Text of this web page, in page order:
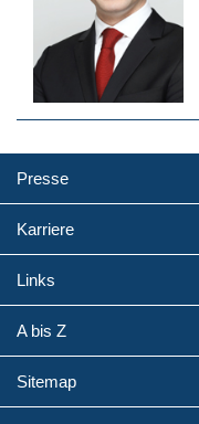
Presse
Karriere
Links
A bis Z
Sitemap